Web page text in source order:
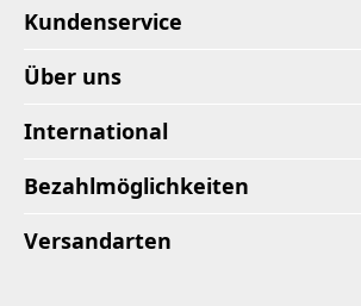
Kundenservice
Über uns
International
Bezahlmöglichkeiten
Versandarten